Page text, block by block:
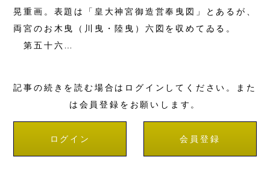
晃重画。表題は「皇大神宮御造営奉曳図」とあるが、
両宮のお木曳（川曳・陸曳）六図を収めてゐる。
第五十六…
記事の続きを読む場合はログインしてください。また
は会員登録をお願いします。
ログイン 会員登録